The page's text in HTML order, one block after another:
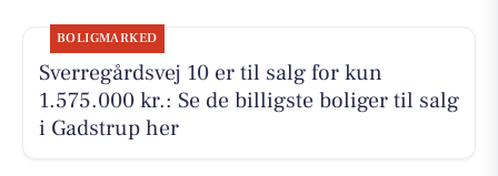
BOLIGMARKED
Sverregårdsvej 10 er til salg for kun
1.575.000 kr.: Se de billigste boliger til salg
i Gadstrup her